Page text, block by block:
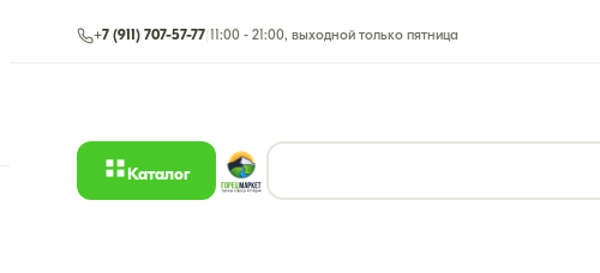
+7 (911) 707-57-77 11:00 - 21:00, выходной только пятница
Каталог